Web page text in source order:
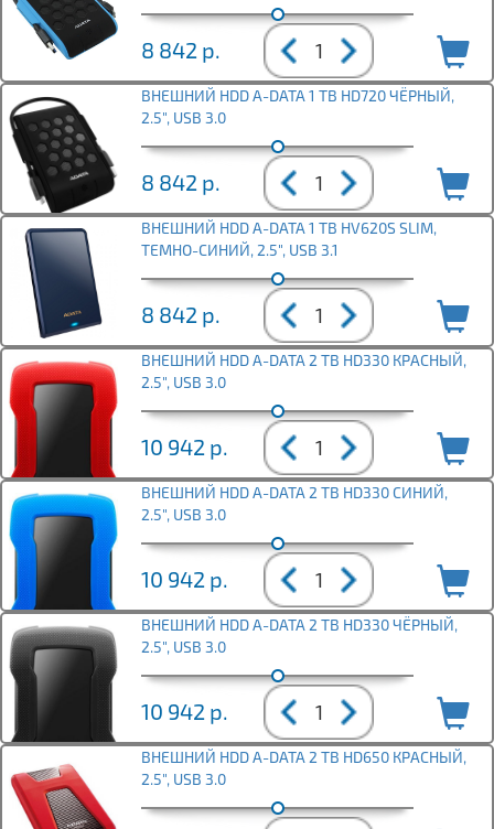
8 842 р.
ВНЕШНИЙ HDD A-DATA 1 TB HD720 ЧЁРНЫЙ,
2.5", USB 3.0
8 842 р.
ВНЕШНИЙ HDD A-DATA 1 TB HV620S SLIM,
ТЕМНО-СИНИЙ, 2.5", USB 3.1
8 842 р.
ВНЕШНИЙ HDD A-DATA 2 TB HD330 КРАСНЫЙ,
2.5", USB 3.0
10 942 р.
ВНЕШНИЙ HDD A-DATA 2 TB HD330 СИНИЙ,
2.5", USB 3.0
10 942 р.
ВНЕШНИЙ HDD A-DATA 2 TB HD330 ЧЁРНЫЙ,
2.5", USB 3.0
10 942 р.
ВНЕШНИЙ HDD A-DATA 2 TB HD650 КРАСНЫЙ,
2.5", USB 3.0